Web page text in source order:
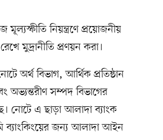
মূল্যস্ফীতি নিয়ন্ত্রণে প্রয়োজনীয়
মুদ্রানীতি প্রণয়ন করা।
অর্থ বিভাগ, আর্থিক প্রতিষ্ঠান
সম্পদ বিভাগের
নোটে এ ছাড়া আলাদা ব্যাংক
জন্য আলাদা আইন